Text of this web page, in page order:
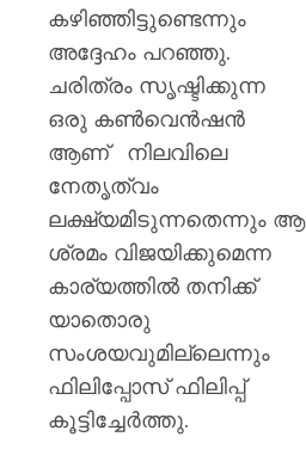
കഴിഞ്ഞിട്ടുണ്ടെന്നും
അദ്ദേഹം പറഞ്ഞു.
ചരിത്രം സൃഷ്ടിക്കുന്ന
ഒരു കൺവെൻഷൻ
ആണ് നിലവിലെ
നേതൃത്വം
ലക്ഷ്യമിടുന്നതെന്നും ആ
ശ്രമം വിജയിക്കുമെന്ന
കാര്യത്തിൽ തനിക്ക്
യാതൊരു
സംശയവുമില്ലെന്നും
ഫിലിപ്പോസ് ഫിലിപ്പ്
കൂട്ടിച്ചേർത്തു.